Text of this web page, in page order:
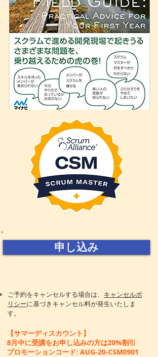
申し込み
ご予約をキャンセルする場合は、 キャンセルポ
リシーに基づきキャンセル料が発生いたしま
す。
【サマーディスカウント】
8月中に受講をお申し込みの方は20%割引
​プロモーションコード: AUG-20-CSM0901